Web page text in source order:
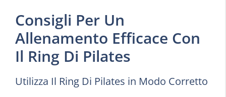
Consigli Per Un
Allenamento Efficace Con
Il Ring Di Pilates
Utilizza Il Ring Di Pilates in Modo Corretto